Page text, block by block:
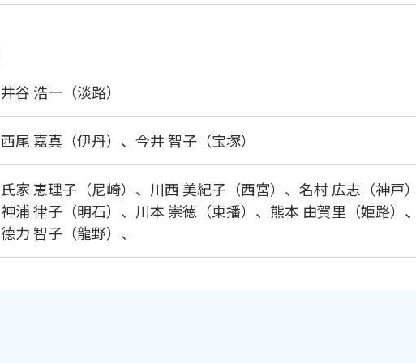
井谷 浩一（淡路）
西尾 嘉真（伊丹）、 今井 智子（宝塚）
氏家 恵理子（尼崎）、 川西 美紀子（西宮）、 名村 広志（神戸
神浦 律子（明石）、 川本 崇徳（東播）、 熊本 由賀里（姫路）
德力 智子（龍野）、